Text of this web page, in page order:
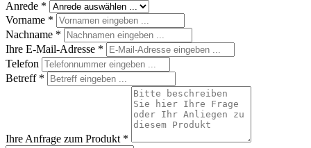
Anrede *
Vorname *
Nachname *
Ihre E-Mail-Adresse *
Telefon
Betreff *
Ihre Anfrage zum Produkt *